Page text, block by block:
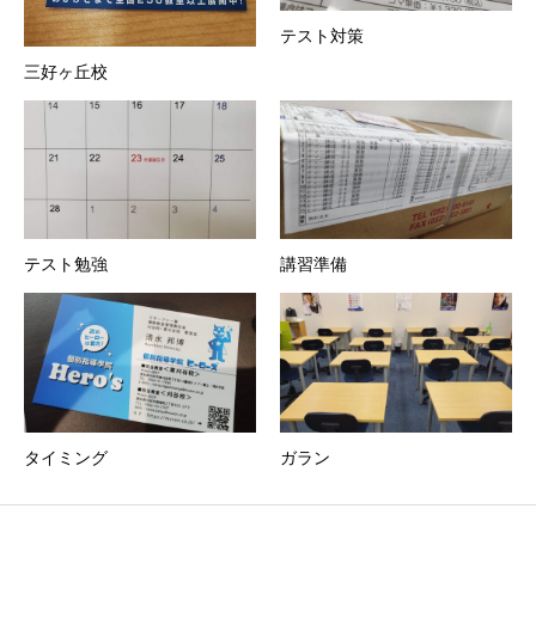
三好ヶ丘校
テスト対策
テスト勉強 講習準備
タイミング ガラン